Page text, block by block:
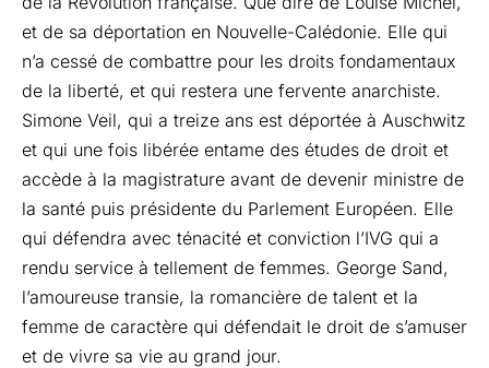
et de sa déportation en Nouvelle-Calédonie. Elle qui
n’a cessé de combattre pour les droits fondamentaux
de la liberté, et qui restera une fervente anarchiste.
Simone Veil, qui a treize ans est déportée à Auschwitz
et qui une fois libérée entame des études de droit et
accède à la magistrature avant de devenir ministre de
la santé puis présidente du Parlement Européen. Elle
qui défendra avec ténacité et conviction l’IVG qui a
rendu service à tellement de femmes. George Sand,
l’amoureuse transie, la romancière de talent et la
femme de caractère qui défendait le droit de s’amuser
et de vivre sa vie au grand jour.